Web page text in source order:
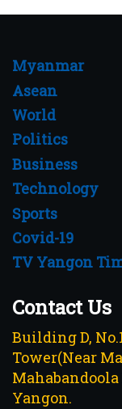
Myanmar
Asean
World
Politics
Business
Technology
Sports
Covid-19
TV Yangon
Contact Us
Building D,
Tower(Near
Yangon.